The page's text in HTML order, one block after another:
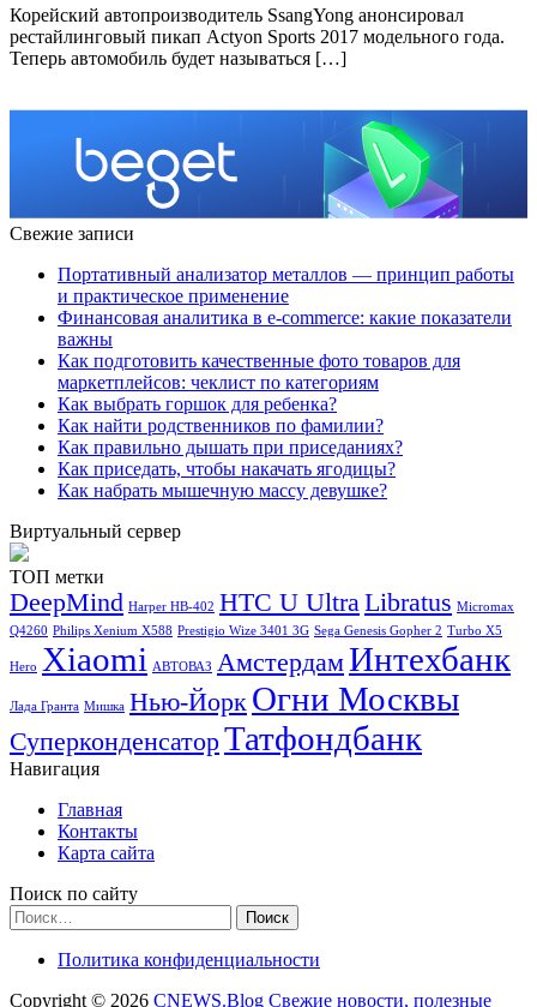
Корейский автопроизводитель SsangYong анонсировал
рестайлинговый пикап Actyon Sports 2017 модельного года.
Теперь автомобиль будет называться […]
Свежие записи
Портативный анализатор металлов — принцип работы
и практическое применение
Финансовая аналитика в e-commerce: какие показатели
важны
Как подготовить качественные фото товаров для
маркетплейсов: чеклист по категориям
Как выбрать горшок для ребенка?
Как найти родственников по фамилии?
Как правильно дышать при приседаниях?
Как приседать, чтобы накачать ягодицы?
Как набрать мышечную массу девушке?
Виртуальный сервер
ТОП метки
DeepMind Harper HB-402 HTC U UltraLibratus Micromax
Q4260 Philips Xenium X588 Prestigio Wize 3401 3G Sega Genesis Gopher 2 Turbo X5
Hero Xiaomi АВТОВАЗ АмстердамИнтехбанк
Лада Гранта Мишка Нью-Йорк Огни Москвы
СуперконденсаторТатфондбанк
Навигация
Главная
Контакты
Карта сайта
Поиск по сайту
Найти:
Политика конфиденциальности
Copyright © 2026 CNEWS.Blog Свежие новости, полезные